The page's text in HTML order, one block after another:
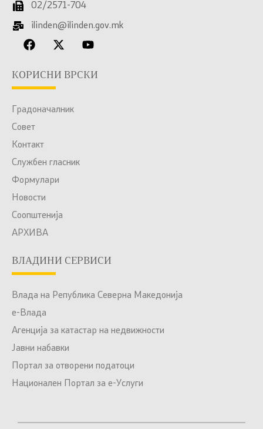
02/2571-704
ilinden@ilinden.gov.mk
КОРИСНИ ВРСКИ
Градоначалник
Совет
Контакт
Службен гласник
Формулари
Новости
Соопштенија
АРХИВА
ВЛАДИНИ СЕРВИСИ
Влада на Република Северна Македонија
е-Влада
Агенција за катастар на недвижности
Јавни набавки
Портал за отворени податоци
Национален Портал за е-Услуги